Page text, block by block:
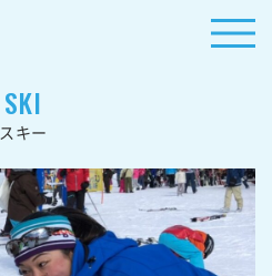
SKI
スキー